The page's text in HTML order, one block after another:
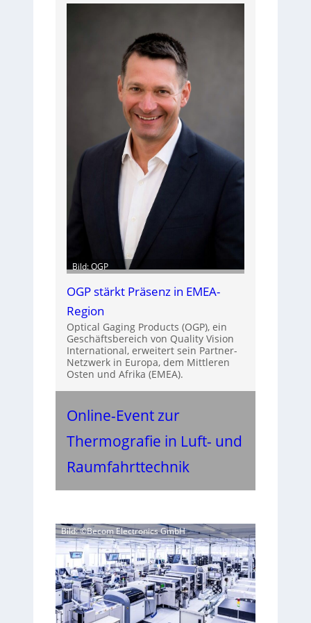
Bild: OGP
OGP stärkt Präsenz in EMEA-
Region
Optical Gaging Products (OGP), ein
Geschäftsbereich von Quality Vision
International, erweitert sein Partner-
Netzwerk in Europa, dem Mittleren
Osten und Afrika (EMEA).
Online-Event zur
Thermografie in Luft- und
Raumfahrttechnik
Bild: ©Becom Electronics GmbH